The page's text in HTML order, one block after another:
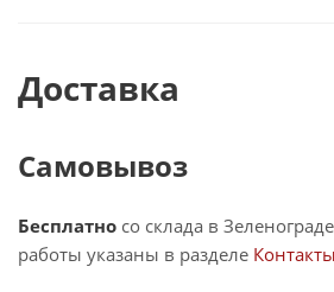
Доставка
Самовывоз
Бесплатно со склада в
работы указаны в разделе Контакты